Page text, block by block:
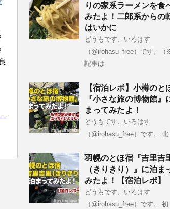
りの家系ラーメンを食
みたよ！二郎系からの
はいかに
どうもです、いろはす
（@irohasu_free）です。
記事は
【宿泊レポ】小樽のと
『小さな旅の博物館』
まってみたよ！
どうもです、いろはす
（@irohasu_free）です。 北
羽幌のとほ宿『吉里吉
（きりきり）』に泊ま
みたよ！【宿泊レポ】
どうもです、いろはす
（@irohasu_free）です。 初